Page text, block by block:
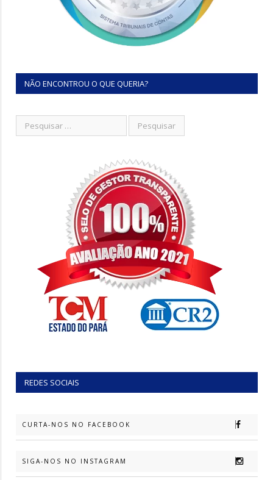
NÃO ENCONTROU O QUE QUERIA?
REDES SOCIAIS
CURTA-NOS NO FACEBOOK
SIGA-NOS NO INSTAGRAM